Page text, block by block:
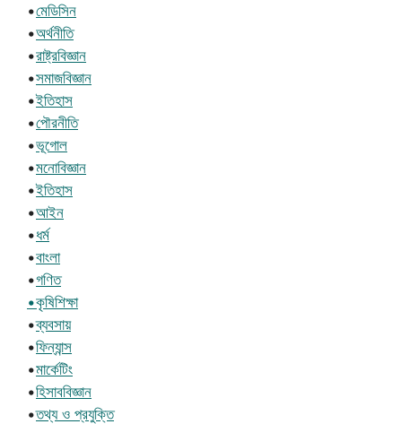
•মেডিসিন
•অর্থনীতি
•রাষ্ট্রবিজ্ঞান
•সমাজবিজ্ঞান
•ইতিহাস
•পৌরনীতি
•ভূগোল
•মনোবিজ্ঞান
•ইতিহাস
•আইন
•ধর্ম
•বাংলা
•গণিত
•কৃষিশিক্ষা
•ব্যবসায়
•ফিন্যান্স
•মার্কেটিং
•হিসাববিজ্ঞান
•তথ্য ও প্রযুক্তি